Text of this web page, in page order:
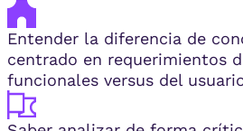
Entender la diferencia de
centrado en requerimientos
funcionales versus del